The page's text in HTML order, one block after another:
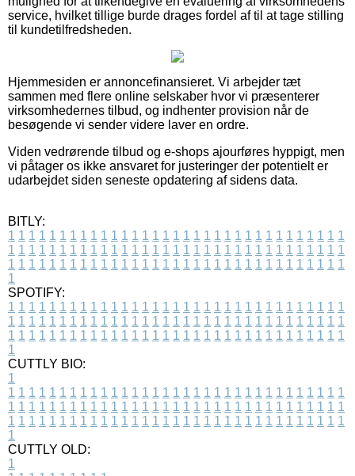
service, hvilket tillige burde drages fordel af til at tage stilling
til kundetilfredsheden.
Hjemmesiden er annoncefinansieret. Vi arbejder tæt
sammen med flere online selskaber hvor vi præsenterer
virksomhedernes tilbud, og indhenter provision når de
besøgende vi sender videre laver en ordre.
Viden vedrørende tilbud og e-shops ajourføres hyppigt, men
vi påtager os ikke ansvaret for justeringer der potentielt er
udarbejdet siden seneste opdatering af sidens data.
BITLY:
1 1 1 1 1 1 1 1 1 1 1 1 1 1 1 1 1 1 1 1 1 1 1 1 1 1 1 1 1 1 1 1 1
1 1 1 1 1 1 1 1 1 1 1 1 1 1 1 1 1 1 1 1 1 1 1 1 1 1 1 1 1 1 1 1 1
1 1 1 1 1 1 1 1 1 1 1 1 1 1 1 1 1 1 1 1 1 1 1 1 1 1 1 1 1 1 1 1 1
1
SPOTIFY:
1 1 1 1 1 1 1 1 1 1 1 1 1 1 1 1 1 1 1 1 1 1 1 1 1 1 1 1 1 1 1 1 1
1 1 1 1 1 1 1 1 1 1 1 1 1 1 1 1 1 1 1 1 1 1 1 1 1 1 1 1 1 1 1 1 1
1 1 1 1 1 1 1 1 1 1 1 1 1 1 1 1 1 1 1 1 1 1 1 1 1 1 1 1 1 1 1 1 1
1
CUTTLY BIO:
1
1 1 1 1 1 1 1 1 1 1 1 1 1 1 1 1 1 1 1 1 1 1 1 1 1 1 1 1 1 1 1 1 1
1 1 1 1 1 1 1 1 1 1 1 1 1 1 1 1 1 1 1 1 1 1 1 1 1 1 1 1 1 1 1 1 1
1 1 1 1 1 1 1 1 1 1 1 1 1 1 1 1 1 1 1 1 1 1 1 1 1 1 1 1 1 1 1 1 1
1
CUTTLY OLD:
1